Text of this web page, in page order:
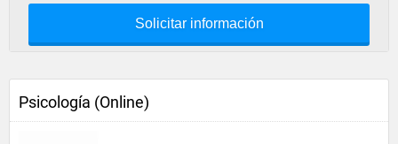
Solicitar información
Psicología (Online)